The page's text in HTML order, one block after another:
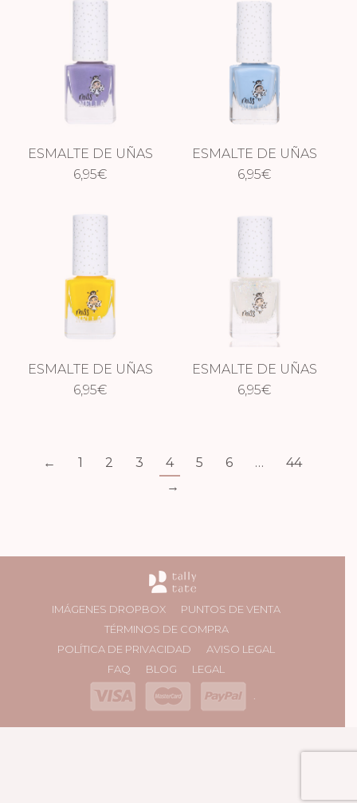
ESMALTE DE UÑAS
– SWEET
6,95€
ESMALTE DE UÑAS
– BLUE BELL
6,95€
ESMALTE DE UÑAS
– SUN KISSED
6,95€
ESMALTE DE UÑAS
GLITTER –
6,95€
← 1 2 3 4 5 6 …
44
→
IMÁGENES DROPBOX
PUNTOS DE VENTA
TÉRMINOS DE COMPRA
POLÍTICA DE PRIVACIDAD
AVISO LEGAL
FAQ
BLOG LEGAL
.